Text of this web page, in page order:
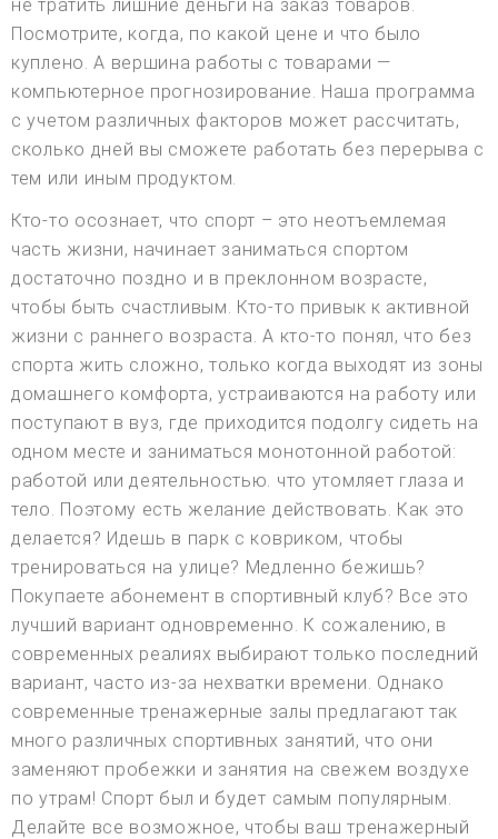
не тратить лишние деньги на заказ товаров.
Посмотрите, когда, по какой цене и что было
куплено. А вершина работы с товарами —
компьютерное прогнозирование. Наша программа
с учетом различных факторов может рассчитать,
сколько дней вы сможете работать без перерыва с
тем или иным продуктом.
Кто-то осознает, что спорт – это неотъемлемая
часть жизни, начинает заниматься спортом
достаточно поздно и в преклонном возрасте,
чтобы быть счастливым. Кто-то привык к активной
жизни с раннего возраста. А кто-то понял, что без
спорта жить сложно, только когда выходят из зоны
домашнего комфорта, устраиваются на работу или
поступают в вуз, где приходится подолгу сидеть на
одном месте и заниматься монотонной работой:
работой или деятельностью. что утомляет глаза и
тело. Поэтому есть желание действовать. Как это
делается? Идешь в парк с ковриком, чтобы
тренироваться на улице? Медленно бежишь?
Покупаете абонемент в спортивный клуб? Все это
лучший вариант одновременно. К сожалению, в
современных реалиях выбирают только последний
вариант, часто из-за нехватки времени. Однако
современные тренажерные залы предлагают так
много различных спортивных занятий, что они
заменяют пробежки и занятия на свежем воздухе
по утрам! Спорт был и будет самым популярным.
Делайте все возможное, чтобы ваш тренажерный